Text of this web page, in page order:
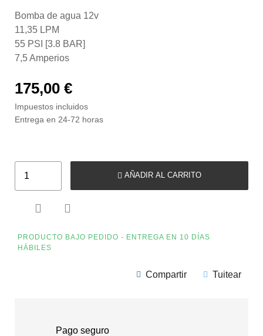
Bomba de agua 12v
11,35 LPM
55 PSI [3.8 BAR]
7,5 Amperios
175,00 €
Impuestos incluidos
Entrega en 24-72 horas
AÑADIR AL CARRITO
 
PRODUCTO BAJO PEDIDO - ENTREGA EN 10 DÍAS
HÁBILES
Compartir Tuitear
Pago seguro